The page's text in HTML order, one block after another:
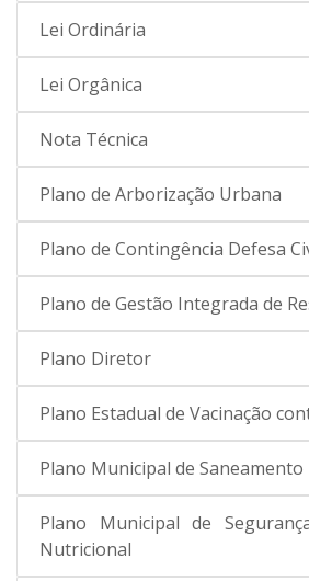
Lei Ordinária
Lei Orgânica
Nota Técnica
Plano de Arborização Urbana
Plano de Contingência Defesa
Plano de Gestão Integrada de
Plano Diretor
Plano Estadual de Vacinação
Plano Municipal de Saneamento
Plano Municipal de
Nutricional